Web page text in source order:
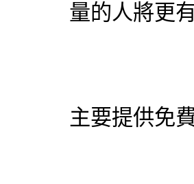
量的人將更
主要提供免